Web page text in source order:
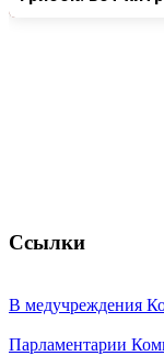
Ссылки
В медучреждения
Парламентарии